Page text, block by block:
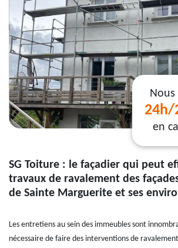
24h/
en
SG Toiture : le façadier qui peut
travaux de ravalement des
de Sainte Marguerite et ses
Les entretiens au sein des immeubles sont
nécessaire de faire des interventions de